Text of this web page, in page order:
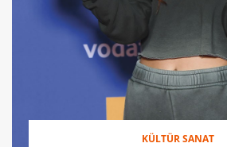
KÜLTÜR SANAT